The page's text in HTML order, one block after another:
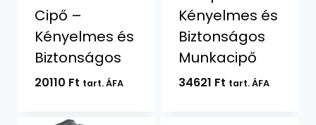
Cipő –
Kényelmes és
Biztonságos
20110 Ft tart. ÁFA
Kényelmes és
Biztonságos
Munkacipő
34621 Ft tart. ÁFA